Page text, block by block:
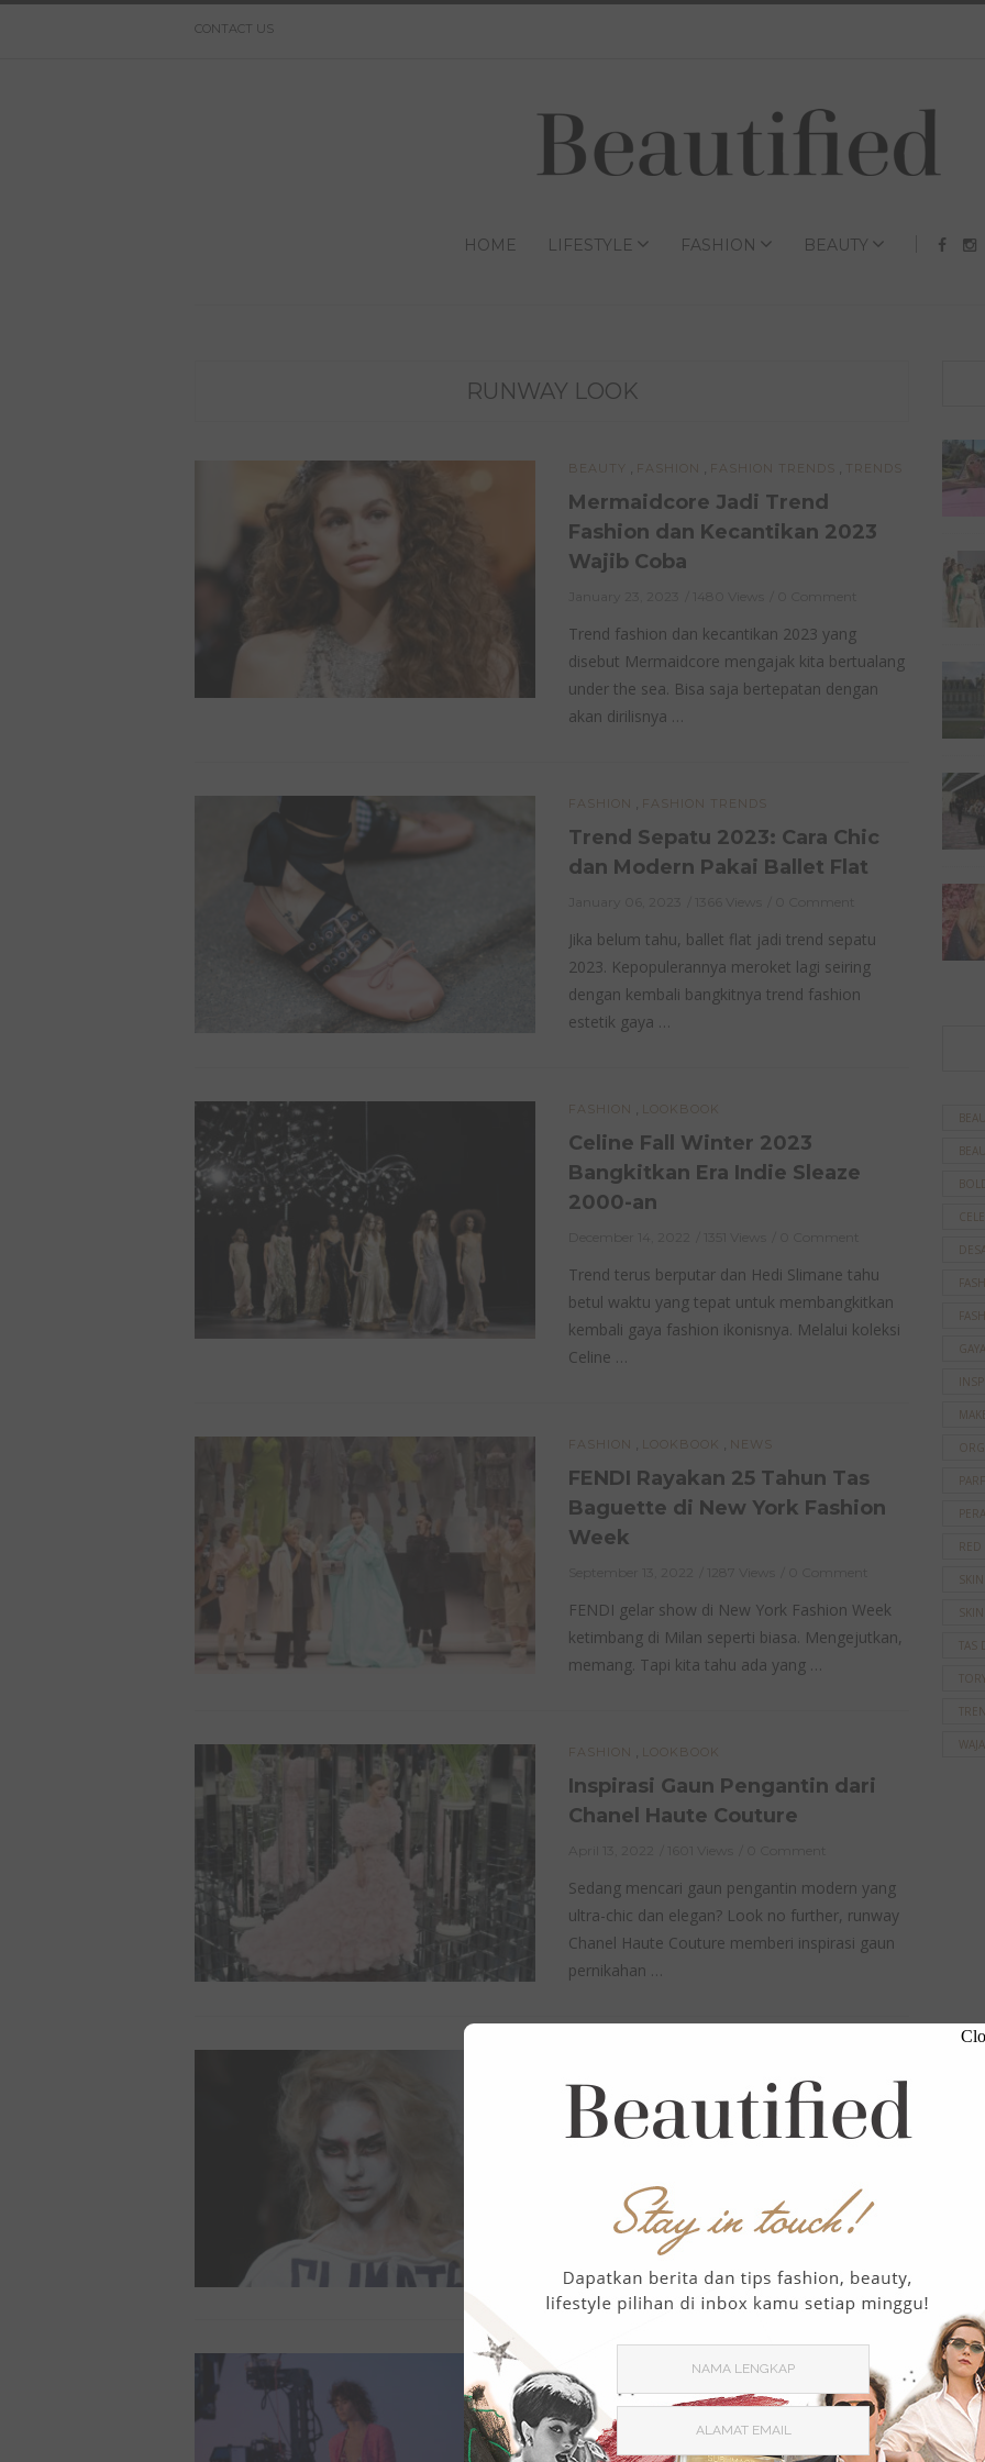
CONTACT US
HOME LIFESTYLE FASHION BEAUTY
RUNWAY LOOK
BEAUTY FASHION FASHION TRENDS TRENDS
Mermaidcore Jadi Trend
Fashion dan Kecantikan 2023
Wajib Coba
Trend fashion dan kecantikan 2023 yang
disebut Mermaidcore mengajak kita bertualang
under the sea. Bisa saja bertepatan dengan
akan dirilisnya …
FASHION FASHION TRENDS
Trend Sepatu 2023: Cara Chic
dan Modern Pakai Ballet Flat
Jika belum tahu, ballet flat jadi trend sepatu
2023. Kepopulerannya meroket lagi seiring
dengan kembali bangkitnya trend fashion
estetik gaya …
FASHION LOOKBOOK
Celine Fall Winter 2023
Bangkitkan Era Indie Sleaze
2000-an
Trend terus berputar dan Hedi Slimane tahu
betul waktu yang tepat untuk membangkitkan
kembali gaya fashion ikonisnya. Melalui koleksi
Celine …
FASHION LOOKBOOK NEWS
FENDI Rayakan 25 Tahun Tas
Baguette di New York Fashion
Week
FENDI gelar show di New York Fashion Week
ketimbang di Milan seperti biasa. Mengejutkan,
memang. Tapi kita tahu ada yang …
FASHION LOOKBOOK
Inspirasi Gaun Pengantin dari
Chanel Haute Couture
Sedang mencari gaun pengantin modern yang
ultra-chic dan elegan? Look no further, runway
Chanel Haute Couture memberi inspirasi gaun
pernikahan …
Inspirasi Makeup Halloween dari
Runway, Seram tapi Chic
Boo! Sedang cari inspirasi makeup seram untuk
Zoom costume party Halloween nanti? Look no
further, runway punya banyak “arsip” beauty …
LOOKBOOK NEWS
Chanel Perkenalkan Koleksi
Cruise 2021 Melalui Runway
Digital
RED
TAS